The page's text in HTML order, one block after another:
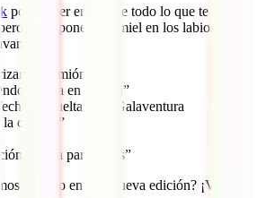
podrás ver en detalle todo lo que te espera
para ponerte la miel en los labios, te
un camión
África en familia”
de vuelta” por Galaventura
la camper”
canina para niños”
contigo en esta nueva edición? ¡Ven a